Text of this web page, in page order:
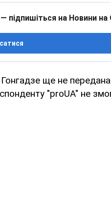
підпишіться на Новини на
ще не
"proUA" не